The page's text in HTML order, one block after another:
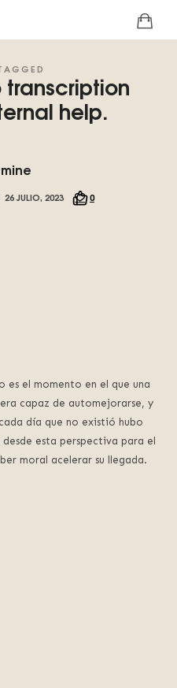
help.
26 JULIO, 2023 0
es el momento en el que una
capaz de automejorarse, y
día que no existió hubo
esta perspectiva para el
moral acelerar su llegada.